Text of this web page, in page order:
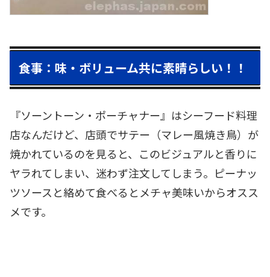
食事：味・ボリューム共に素晴らしい！！
『ソーントーン・ポーチャナー』はシーフード料理
店なんだけど、店頭でサテー（マレー風焼き鳥）が
焼かれているのを見ると、このビジュアルと香りに
ヤラれてしまい、迷わず注文してしまう。ピーナッ
ツソースと絡めて食べるとメチャ美味いからオスス
メです。